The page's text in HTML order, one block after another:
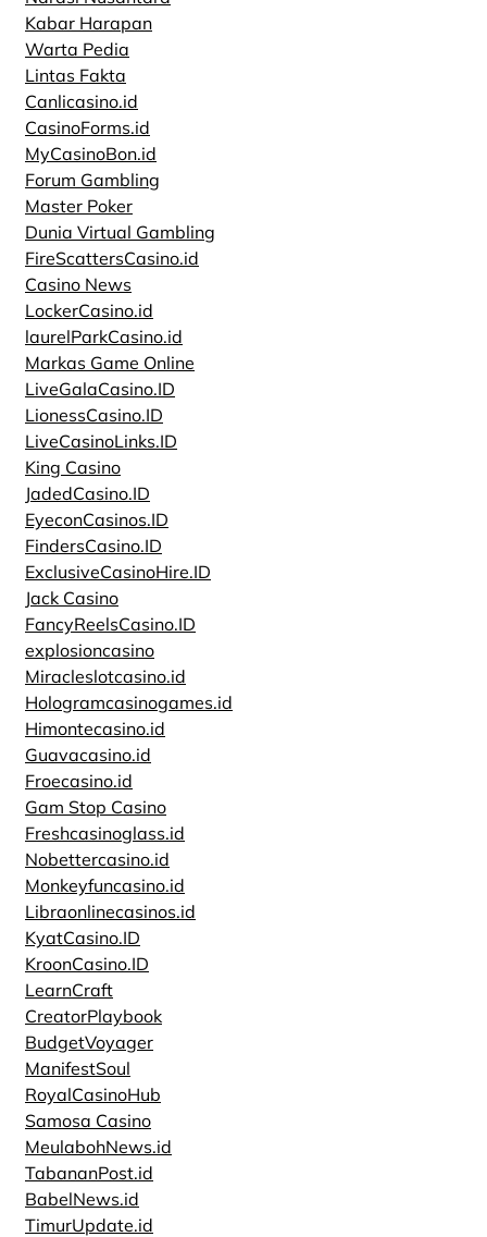
Kabar Harapan
Warta Pedia
Lintas Fakta
Canlicasino.id
CasinoForms.id
MyCasinoBon.id
Forum Gambling
Master Poker
Dunia Virtual Gambling
FireScattersCasino.id
Casino News
LockerCasino.id
laurelParkCasino.id
Markas Game Online
LiveGalaCasino.ID
LionessCasino.ID
LiveCasinoLinks.ID
King Casino
JadedCasino.ID
EyeconCasinos.ID
FindersCasino.ID
ExclusiveCasinoHire.ID
Jack Casino
FancyReelsCasino.ID
explosioncasino
Miracleslotcasino.id
Hologramcasinogames.id
Himontecasino.id
Guavacasino.id
Froecasino.id
Gam Stop Casino
Freshcasinoglass.id
Nobettercasino.id
Monkeyfuncasino.id
Libraonlinecasinos.id
KyatCasino.ID
KroonCasino.ID
LearnCraft
CreatorPlaybook
BudgetVoyager
ManifestSoul
RoyalCasinoHub
Samosa Casino
MeulabohNews.id
TabananPost.id
BabelNews.id
TimurUpdate.id